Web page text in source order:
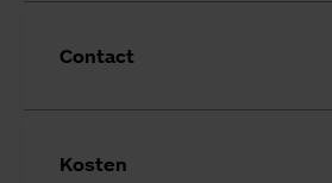
Contact
Kosten